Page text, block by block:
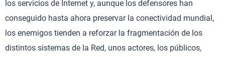
los servicios de Internet y, aunque los defensores han
conseguido hasta ahora preservar la conectividad mundial,
los enemigos tienden a reforzar la fragmentación de los
distintos sistemas de la Red, unos actores, los públicos,